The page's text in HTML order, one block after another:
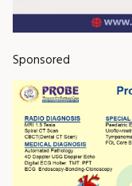
Sponsored